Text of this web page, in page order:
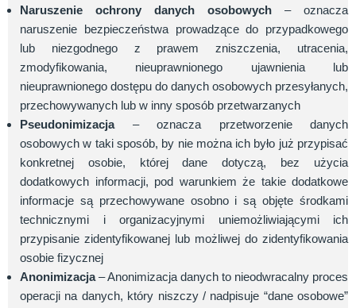
Naruszenie ochrony danych osobowych – oznacza
naruszenie bezpieczeństwa prowadzące do przypadkowego
lub niezgodnego z prawem zniszczenia, utracenia,
zmodyfikowania, nieuprawnionego ujawnienia lub
nieuprawnionego dostępu do danych osobowych przesyłanych,
przechowywanych lub w inny sposób przetwarzanych
Pseudonimizacja– oznacza przetworzenie danych
osobowych w taki sposób, by nie można ich było już przypisać
konkretnej osobie, której dane dotyczą, bez użycia
dodatkowych informacji, pod warunkiem że takie dodatkowe
informacje są przechowywane osobno i są objęte środkami
technicznymi i organizacyjnymi uniemożliwiającymi ich
przypisanie zidentyfikowanej lub możliwej do zidentyfikowania
osobie fizycznej
Anonimizacja– Anonimizacja danych to nieodwracalny proces
operacji na danych, który niszczy / nadpisuje “dane osobowe”